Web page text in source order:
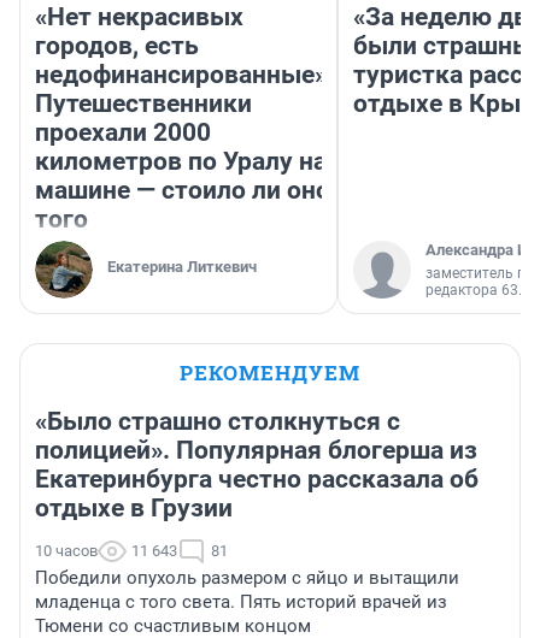
«Нет некрасивых
городов, есть
недофинансированные».
Путешественники
проехали 2000
километров по Уралу на
машине — стоило ли оно
того
Екатерина Литкевич
«За неделю
были
туристка
отдыхе в
Александра
заместитель
редактора 63.RU
РЕКОМЕНДУЕМ
«Было страшно столкнуться с
полицией». Популярная блогерша из
Екатеринбурга честно рассказала об
отдыхе в Грузии
10 часов 11 643 81
Победили опухоль размером с яйцо и вытащили
младенца с того света. Пять историй врачей из
Тюмени со счастливым концом